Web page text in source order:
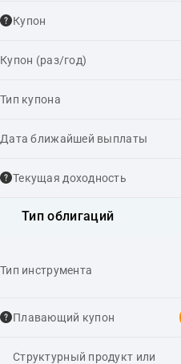
Купон
Купон (раз/год)
Тип купона
Дата ближайшей выплаты
Текущая доходность
Тип облигаций
Тип инструмента
Плавающий купон
Структурный продукт или